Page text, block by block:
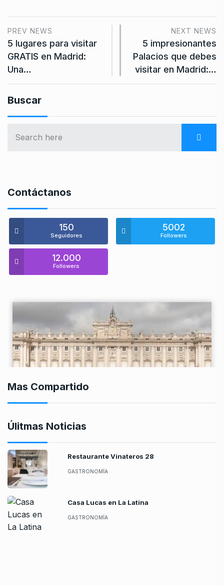
PREV NEWS
5 lugares para visitar
GRATIS en Madrid:
Una…
NEXT NEWS
5 impresionantes
Palacios que debes
visitar en Madrid:…
Buscar
Contáctanos
150
Seguidores
5002
Followers
12.000
Followers
Mas Compartido
Úlitmas Noticias
Restaurante Vinateros 28
GASTRONOMÍA
Casa Lucas en La Latina
GASTRONOMÍA